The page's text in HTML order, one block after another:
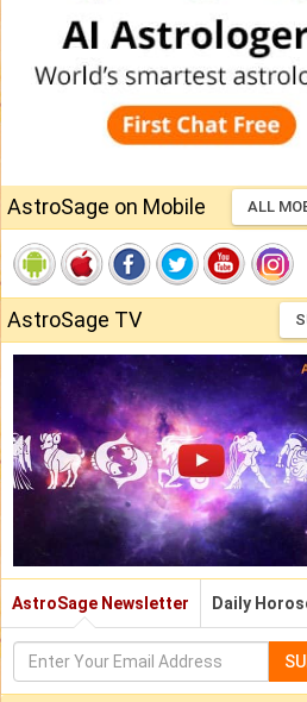
AstroSage on Mobile ALL
AstroSage TV
AstroSage Newsletter